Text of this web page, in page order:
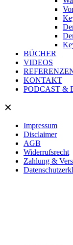
BÜCHER
VIDEOS
KONTAKT
PODCAST &
✕
Impressum
Disclaimer
AGB
Widerrufsrecht
Zahlung &